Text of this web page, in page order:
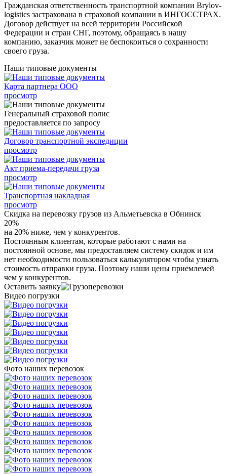
Гражданская ответственность транспортной компании Brylov-
logistics застрахована в страховой компании в ИНГОСCТРАХ.
Договор действует на всей территории Российской
Федерации и стран СНГ, поэтому, обращаясь в нашу
компанию, заказчик может не беспокоиться о сохранности
своего груза.
Наши типовые документы
Карта партнера ООО
просмотр
Генеральный страховой полис
предоставляется по запросу
Договор транспортной экспедиции
просмотр
Акт приема-передачи груза
просмотр
Транспортная накладная
просмотр
Скидка на перевозку грузов из Альметьевска в Обнинск
20%
на 20% ниже, чем у конкурентов.
Постоянным клиентам, которые работают с нами на
постоянной основе, мы предоставляем систему скидок и им
нет необходимости пользоваться калькулятором чтобы узнать
стоимость отправки груза. Поэтому наши цены приемлемей
чем у конкурентов.
Оставить заявку
Видео погрузки
Фото наших перевозок